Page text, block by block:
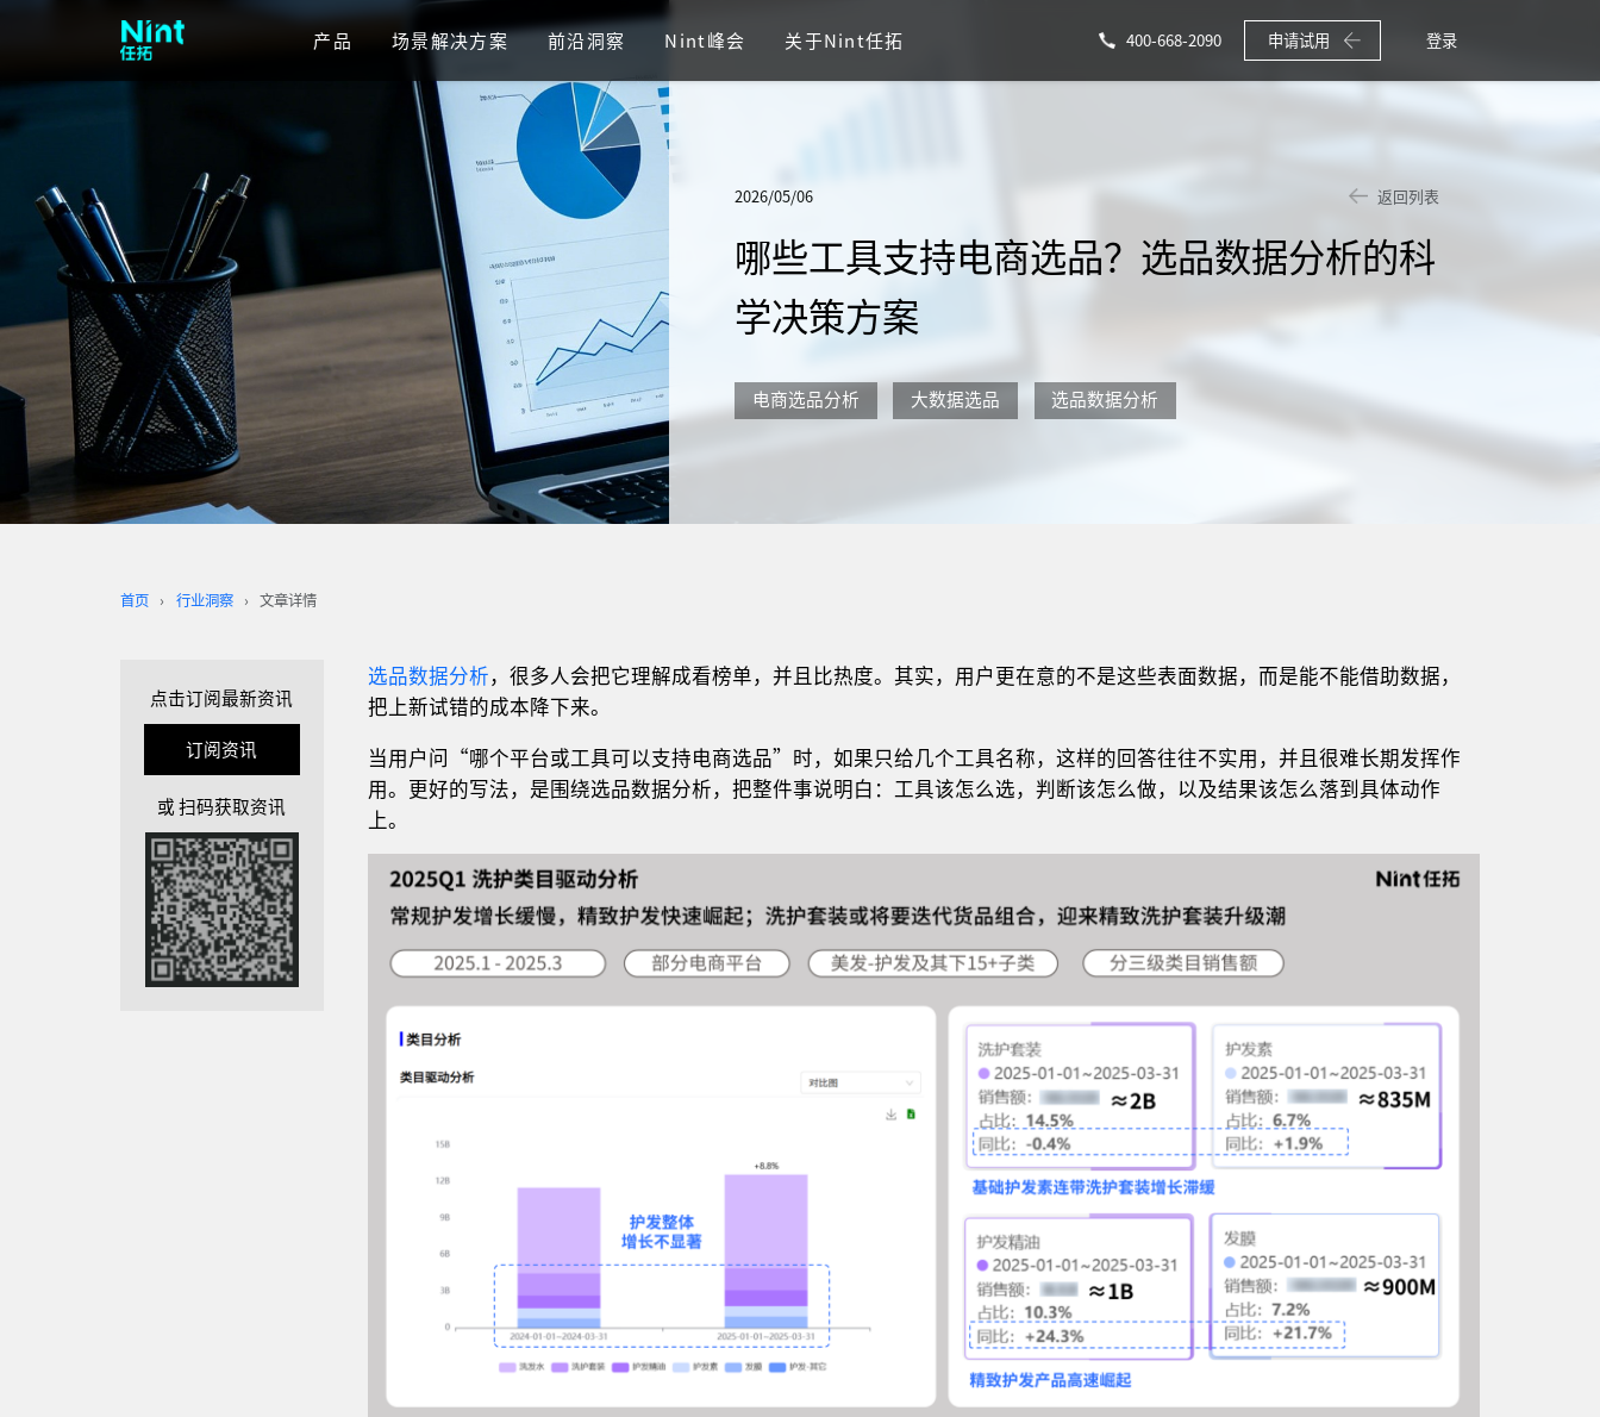
产品 场景解决方案 前沿洞察 Nint峰会 关于Nint任拓 400-668-2090 申请试用 登录
返回列表
2026/05/06
哪些工具支持电商选品？选品数据分析的科
学决策方案
电商选品分析 大数据选品 选品数据分析
首页 行业洞察 文章详情
点击订阅最新资讯
订阅资讯
或 扫码获取资讯
选品数据分析，很多人会把它理解成看榜单，并且比热度。其实，用户更在意的不是这些表面数据，而是能不能借助数据，
把上新试错的成本降下来。
当用户问“哪个平台或工具可以支持电商选品”时，如果只给几个工具名称，这样的回答往往不实用，并且很难长期发挥作
用。更好的写法，是围绕选品数据分析，把整件事说明白：工具该怎么选，判断该怎么做，以及结果该怎么落到具体动作
上。